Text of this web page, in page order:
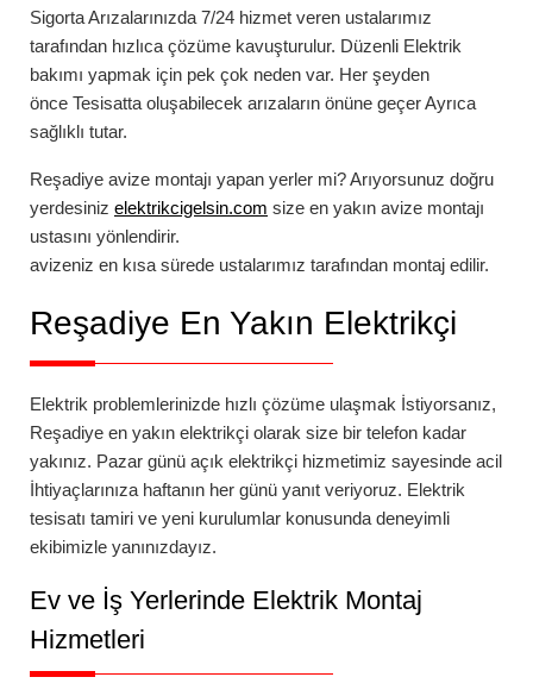
Sigorta Arızalarınızda 7/24 hizmet veren ustalarımız
tarafından hızlıca çözüme kavuşturulur. Düzenli Elektrik
bakımı yapmak için pek çok neden var. Her şeyden
önce Tesisatta oluşabilecek arızaların önüne geçer Ayrıca
sağlıklı tutar.
Reşadiye avize montajı yapan yerler mi? Arıyorsunuz doğru
yerdesiniz elektrikcigelsin.com size en yakın avize montajı
ustasını yönlendirir.
avizeniz en kısa sürede ustalarımız tarafından montaj edilir.
Reşadiye En Yakın Elektrikçi
Elektrik problemlerinizde hızlı çözüme ulaşmak İstiyorsanız,
Reşadiye en yakın elektrikçi olarak size bir telefon kadar
yakınız. Pazar günü açık elektrikçi hizmetimiz sayesinde acil
İhtiyaçlarınıza haftanın her günü yanıt veriyoruz. Elektrik
tesisatı tamiri ve yeni kurulumlar konusunda deneyimli
ekibimizle yanınızdayız.
Ev ve İş Yerlerinde Elektrik Montaj
Hizmetleri